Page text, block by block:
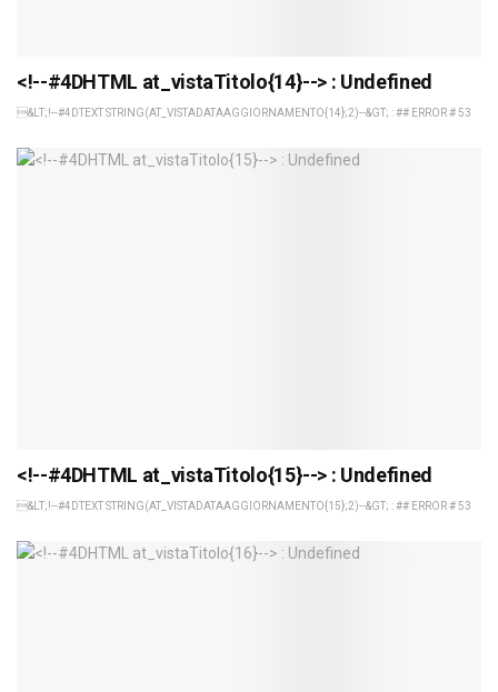
<!--#4DHTML at_vistaTitolo{14}--> : Undefined
&LT;!--#4DTEXT STRING(AT_VISTADATAAGGIORNAMENTO{14};2)--&GT; : ## ERROR # 53
<!--#4DHTML at_vistaTitolo{15}--> : Undefined
&LT;!--#4DTEXT STRING(AT_VISTADATAAGGIORNAMENTO{15};2)--&GT; : ## ERROR # 53